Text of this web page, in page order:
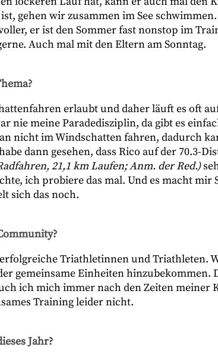
gehen wir zusammen im See schwimmen.
er ist den Sommer fast nonstop im
Auch mal mit den Eltern am Sonntag.
erlaubt und daher läuft es oft
nie meine Paradedisziplin, da gibt es
nicht im Windschatten fahren, dadurch
dann gesehen, dass Rico auf der 70.3-
21,1 km Laufen; Anm. der Red.)
ich probiere das mal. Und es macht mir
sich das noch.
Triathletinnen und Triathleten.
gemeinsame Einheiten hinzubekommen.
ich mich immer nach den Zeiten meiner
Training leider nicht.
Jahr?